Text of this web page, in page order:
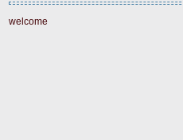
welcome